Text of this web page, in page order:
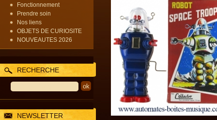
Fonctionnement
Prendre soin
Nos liens
OBJETS DE CURIOSITE
NOUVEAUTES 2026
RECHERCHE
NEWSLETTER